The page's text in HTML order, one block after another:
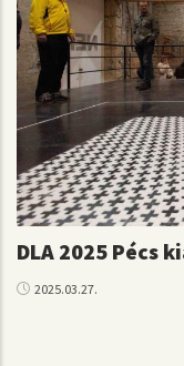
DLA 2025 Pécs
2025.03.27.